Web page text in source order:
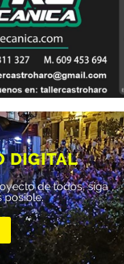
DIGITAL
de todos, siga
posible.